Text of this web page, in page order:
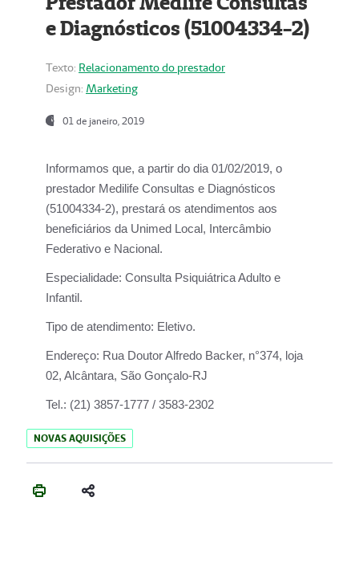
e Diagnósticos (51004334-2)
Texto: Relacionamento do prestador
Design: Marketing
01 de janeiro, 2019
Informamos que, a partir do dia 01/02/2019, o
prestador Medilife Consultas e Diagnósticos
(51004334-2), prestará os atendimentos aos
beneficiários da Unimed Local, Intercâmbio
Federativo e Nacional.
Especialidade: Consulta Psiquiátrica Adulto e
Infantil.
Tipo de atendimento: Eletivo.
Endereço: Rua Doutor Alfredo Backer, n°374, loja
02, Alcântara, São Gonçalo-RJ
Tel.: (21) 3857-1777 / 3583-2302
NOVAS AQUISIÇÕES